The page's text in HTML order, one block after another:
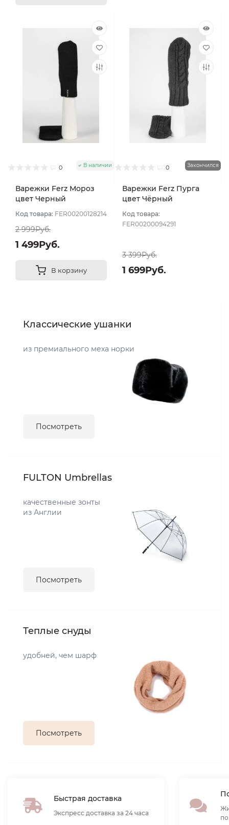
0 В наличии
Варежки Ferz Мороз
цвет Черный
Код товара: FER00200128214
2 999Руб.
1 499Руб.
В корзину
0 Закончился
Варежки Ferz Пурга
цвет Чёрный
Код товара:
FER00200094291
3 399Руб.
1 699Руб.
Классические ушанки
из премиального меха норки
Посмотреть
FULTON Umbrellas
качественные зонты
из Англии
Посмотреть
Теплые снуды
удобней, чем шарф
Посмотреть
Быстрая доставка
Экспресс доставка за 24 часа